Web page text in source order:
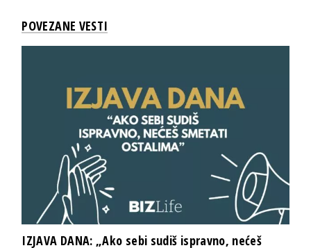
POVEZANE VESTI
IZJAVA DANA: „Ako sebi sudiš ispravno, nećeš